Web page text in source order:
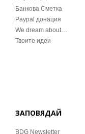
Банкова Сметка
Paypal донация
We dream about…
Твоите идеи
ЗАПОВЯДАЙ
BDG Newsletter